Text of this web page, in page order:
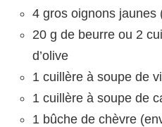
4 gros oignons jaunes
20 g de beurre ou 2
d’olive
1 cuillère à soupe de
1 cuillère à soupe de
1 bûche de chèvre